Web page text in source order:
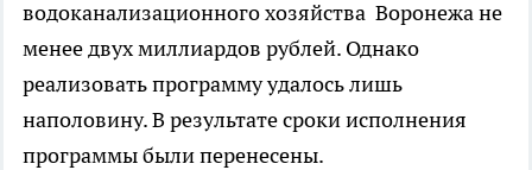
водоканализационного хозяйства Воронежа не
менее двух миллиардов рублей. Однако
реализовать программу удалось лишь
наполовину. В результате сроки исполнения
программы были перенесены.